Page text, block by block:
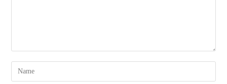
Gib
deinen